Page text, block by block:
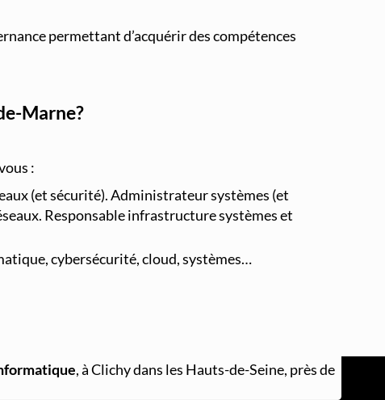
permettant d’acquérir des compétences
Marne?
:
(et sécurité). Administrateur systèmes (et
Responsable infrastructure systèmes et
cybersécurité, cloud, systèmes…
, à Clichy dans les Hauts-de-Seine, près de